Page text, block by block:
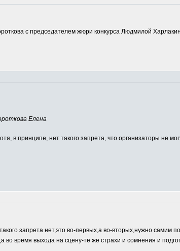
с председателем жюри конкурса Людмилой
Елена
в принципе, нет такого запрета, что организаторы не
запрета нет,это во-первых,а во-вторых,нужно самим
во время выхода на сцену-те же страхи и сомнения и